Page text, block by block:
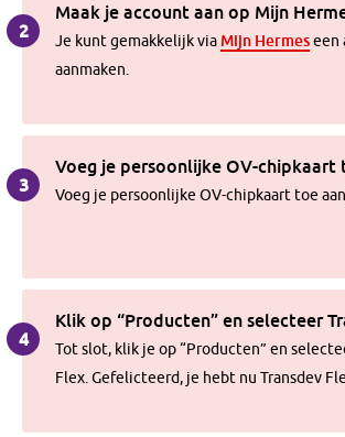
2
Maak je account aan op Mijn
Je kunt gemakkelijk via Mijn Hermeseen
aanmaken.
3
Voeg je persoonlijke OV-chipkaart
Voeg je persoonlijke OV-chipkaart toe
4
Klik op “Producten” en selecteer
Tot slot, klik je op “Producten” en
Flex. Gefelicteerd, je hebt nu Transdev